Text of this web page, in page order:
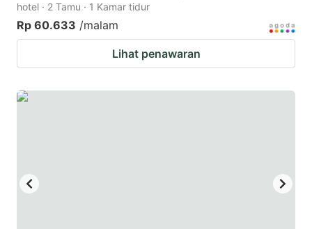
hotel · 2 Tamu · 1 Kamar tidur
Rp 60.633 /malam
Lihat penawaran